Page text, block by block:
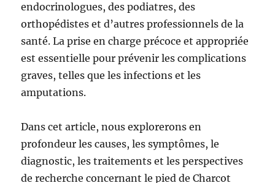
endocrinologues, des podiatres, des
orthopédistes et d’autres professionnels de la
santé. La prise en charge précoce et appropriée
est essentielle pour prévenir les complications
graves, telles que les infections et les
amputations.
Dans cet article, nous explorerons en
profondeur les causes, les symptômes, le
diagnostic, les traitements et les perspectives
de recherche concernant le pied de Charcot